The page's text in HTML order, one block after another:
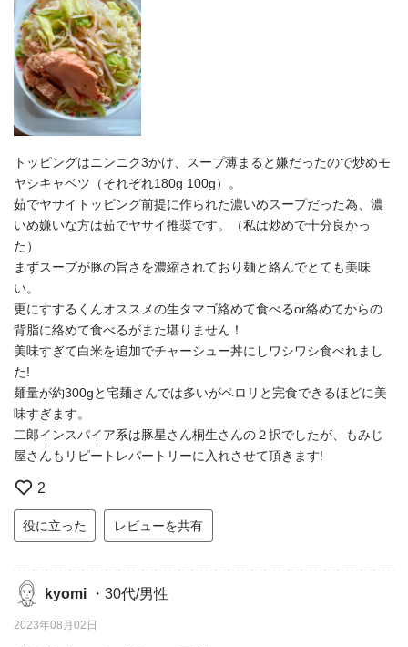
トッピングはニンニク3かけ、スープ薄まると嫌だったので炒めモ
ヤシキャベツ（それぞれ180g 100g）。
茹でヤサイトッピング前提に作られた濃いめスープだった為、濃
いめ嫌いな方は茹でヤサイ推奨です。（私は炒めで十分良かっ
た）
まずスープが豚の旨さを濃縮されており麺と絡んでとても美味
い。
更にすするくんオススメの生タマゴ絡めて食べるor絡めてからの
背脂に絡めて食べるがまた堪りません！
美味すぎて白米を追加でチャーシュー丼にしワシワシ食べれまし
た!
麺量が約300gと宅麺さんでは多いがペロリと完食できるほどに美
味すぎます。
二郎インスパイア系は豚星さん桐生さんの２択でしたが、もみじ
屋さんもリピートレパートリーに入れさせて頂きます!
2
役に立った レビューを共有
kyomi ・30代/男性
2023年08月02日